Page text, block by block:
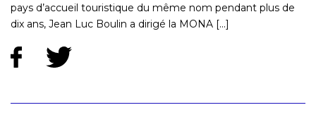
pays d’accueil touristique du même nom pendant plus de
dix ans, Jean Luc Boulin a dirigé la MONA [...]